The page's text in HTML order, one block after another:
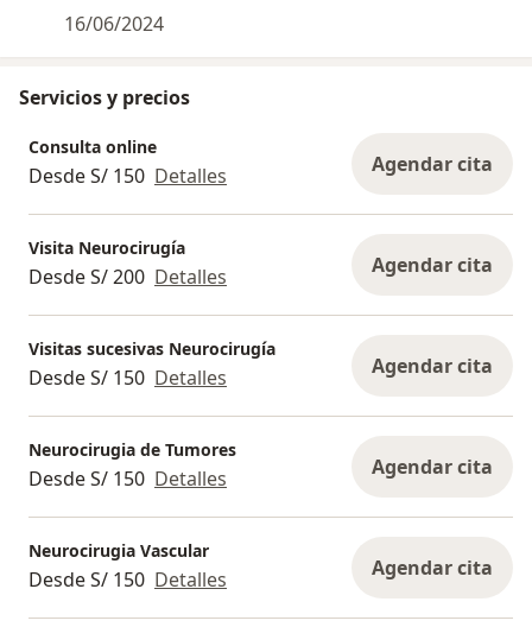
16/06/2024
Servicios y precios
Consulta online
Desde S/ 150 Detalles Agendar cita
Visita Neurocirugía
Desde S/ 200 Detalles Agendar cita
Visitas sucesivas Neurocirugía
Desde S/ 150 Detalles Agendar cita
Neurocirugia de Tumores
Desde S/ 150 Detalles Agendar cita
Neurocirugia Vascular
Desde S/ 150 Detalles Agendar cita